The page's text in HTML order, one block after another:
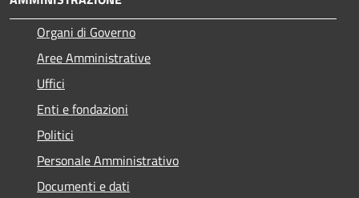
Organi di Governo
Aree Amministrative
Uffici
Enti e fondazioni
Politici
Personale Amministrativo
Documenti e dati